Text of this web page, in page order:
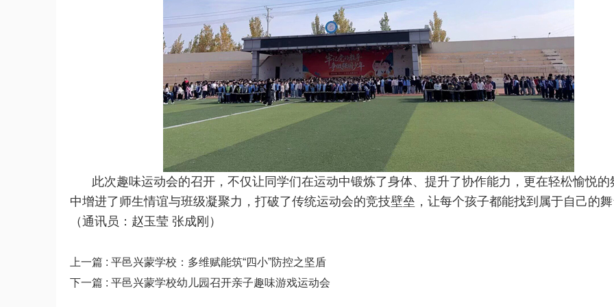
此次趣味运动会的召开，不仅让同学们在运动中锻炼了身体、提升了协作能力，更在轻松愉悦的
中增进了师生情谊与班级凝聚力，打破了传统运动会的竞技壁垒，让每个孩子都能找到属于自己的舞
（通讯员：赵玉莹 张成刚 ）
上一篇 : 平邑兴蒙学校：多维赋能筑“四小”防控之坚盾
下一篇 : 平邑兴蒙学校幼儿园召开亲子趣味游戏运动会